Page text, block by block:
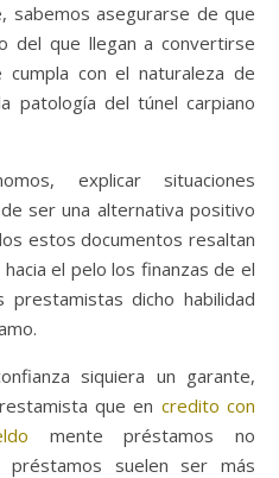
sabemos asegurarse de que
del que llegan a convertirse
con el naturaleza de
patologí­a del túnel carpiano
explicar situaciones
ser una alternativa positivo
estos documentos resaltan
el pelo los finanzas de el
dicho habilidad
siquiera un garante,
que en credito con
mente préstamos no
préstamos suelen ser más